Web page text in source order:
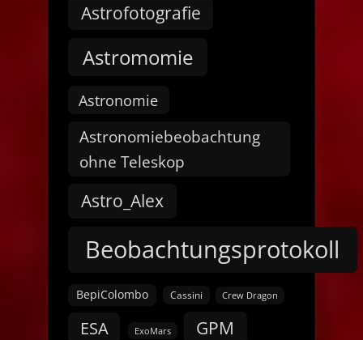
Astrofotografie
Astromomie
Astronomie
Astronomiebeobachtung
ohne Teleskop
Astro_Alex
Beobachtungsprotokoll
BepiColombo Cassini Crew Dragon
ESA ExoMars GPM